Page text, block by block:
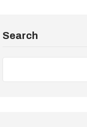
Search